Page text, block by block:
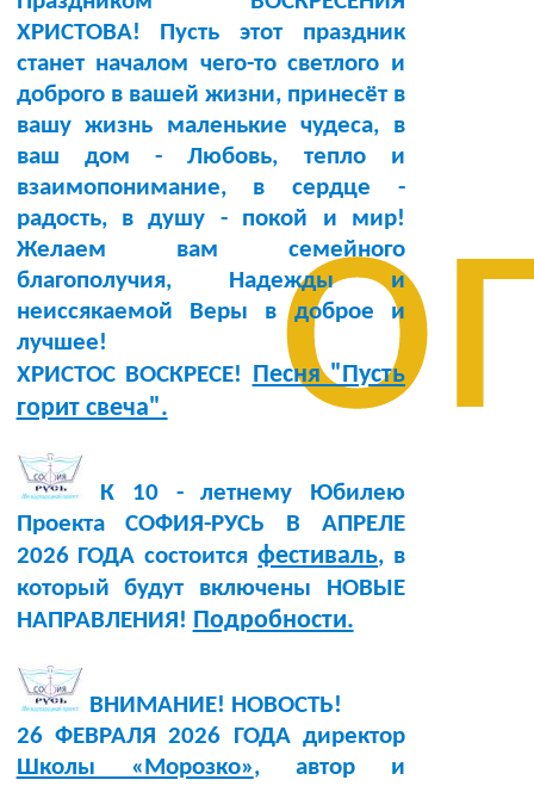
ХРИСТОВА! Пусть этот праздник
станет началом чего-то светлого и
доброго в вашей жизни, принесёт в
вашу жизнь маленькие чудеса, в
ваш дом - Любовь, тепло и
взаимопонимание, в сердце -
радость, в душу - покой и мир!
Желаем вам семейного
благополучия, Надежды и
неиссякаемой Веры в доброе и
лучшее!
ХРИСТОС ВОСКРЕСЕ! Песня "Пусть
горит свеча".
К 10 - летнему Юбилею
Проекта СОФИЯ-РУСЬ В АПРЕЛЕ
2026 ГОДА состоитсяфестиваль, в
который будут включены НОВЫЕ
НАПРАВЛЕНИЯ! Подробности.
ВНИМАНИЕ! НОВОСТЬ!
26 ФЕВРАЛЯ 2026 ГОДА директор
Школы «Морозко», автор и